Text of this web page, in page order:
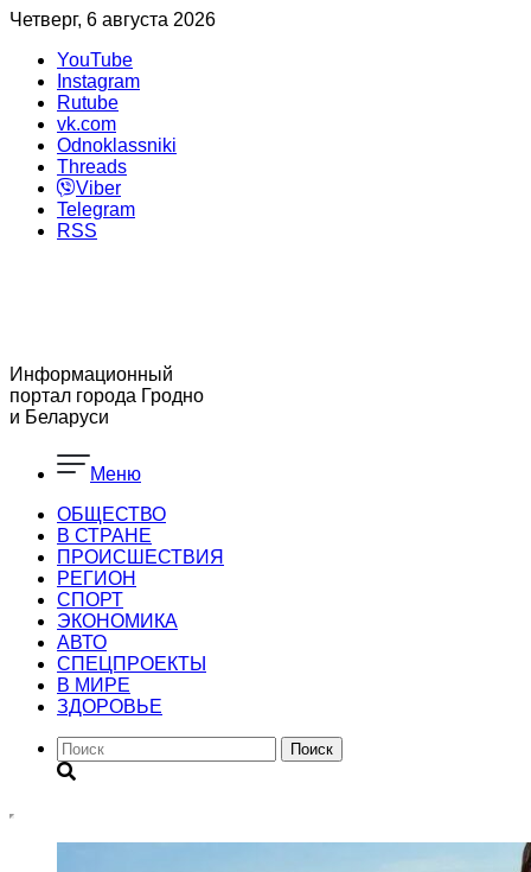
Четверг, 6 августа 2026
YouTube
Instagram
Rutube
vk.com
Odnoklassniki
Threads
Viber
Telegram
RSS
Информационный
портал города Гродно
и Беларуси
Меню
ОБЩЕСТВО
В СТРАНЕ
ПРОИСШЕСТВИЯ
РЕГИОН
CПОРТ
ЭКОНОМИКА
АВТО
СПЕЦПРОЕКТЫ
В МИРЕ
ЗДОРОВЬЕ
Поиск